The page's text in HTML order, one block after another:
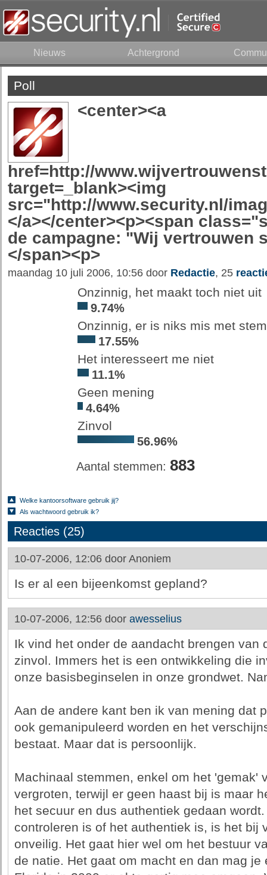
Nieuws Achtergrond
Poll
<center><a
href=http://
target=_blank><img
src="http://www.security.nl/
</a></center><p><span
de campagne: "Wij vertrouwen
</span><p>
maandag 10 juli 2006, 10:56 door Redactie, 25
Onzinnig, het maakt toch niet uit
9.74%
Onzinnig, er is niks mis met
17.55%
Het interesseert me niet
11.1%
Geen mening
4.64%
Zinvol
56.96%
Aantal stemmen: 883
Welke kantoorsoftware gebruik jij?
Als wachtwoord gebruik ik?
Reacties (25)
10-07-2006, 12:06 door Anoniem
Is er al een bijeenkomst gepland?
10-07-2006, 12:56 door awesselius
Ik vind het onder de aandacht brengen van
zinvol. Immers het is een ontwikkeling die
onze basisbeginselen in onze grondwet.
Aan de andere kant ben ik van mening dat
ook gemanipuleerd worden en het
bestaat. Maar dat is persoonlijk.
Machinaal stemmen, enkel om het 'gemak'
vergroten, terwijl er geen haast bij is maar
het secuur en dus authentiek gedaan
controleren is of het authentiek is, is het bij
onveilig. Het gaat hier wel om het bestuur
de natie. Het gaat om macht en dan mag je